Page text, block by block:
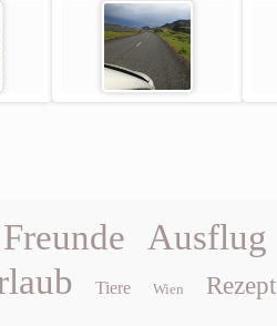
Freunde Ausflug
Tiere Wien Rezept